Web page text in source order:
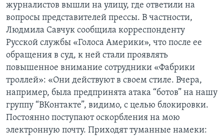
журналистов вышли на улицу, где ответили на
вопросы представителей прессы. В частности,
Людмила Савчук сообщила корреспонденту
Русской службы «Голоса Америки», что после ее
обращения в суд, к ней стали проявлять
повышенное внимание сотрудники «Фабрики
троллей»: «Они действуют в своем стиле. Вчера,
например, была предпринята атака “ботов” на нашу
группу “ВКонтакте”, видимо, с целью блокировки.
Постоянно поступают оскорбления на мою
электронную почту. Приходят туманные намеки: